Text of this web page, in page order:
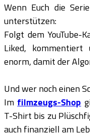
Wenn Euch die
unterstützen:
Folgt dem YouTube-
Liked,
enorm, damit der
Und wer noch einen
Im filmzeugs-Shop
T-Shirt bis zu
auch finanziell am